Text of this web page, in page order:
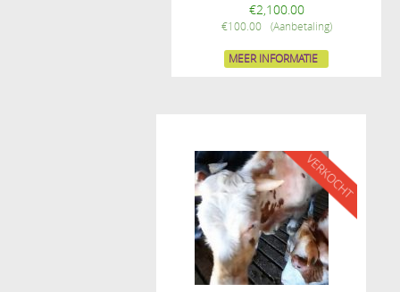
€2,100.00
€100.00
MEER INFORMATIE